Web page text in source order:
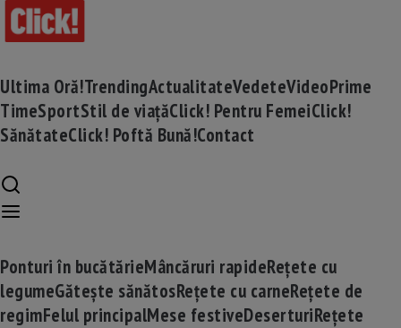
Ultima Oră!TrendingActualitateVedeteVideoPrime
TimeSportStil de viațăClick! Pentru FemeiClick!
SănătateClick! Poftă Bună!Contact
Ponturi în bucătărieMâncăruri rapideRețete cu
legumeGătește sănătosRețete cu carneRețete de
regimFelul principalMese festiveDeserturiRețete